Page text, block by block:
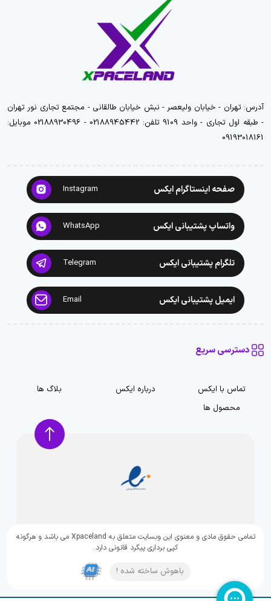
آدرس: تهران - خیابان ولیعصر - نبش خیابان طالقانی - مجتمع تجاری نور تهران
- طبقه اول تجاری - واحد 9109 تلفن: 02188945442 - 02188930496 موبایل:
09193018161
صفحه اینستاگرام ایکس Instagram
واتساپ پشتیبانی ایکس WhatsApp
تلگرام پشتیبانی ایکس Telegram
ایمیل پشتیبانی ایکس Email
دسترسی سریع
تماس با ایکس درباره ایکس
بلاگ ها
محصول ها
تمامی حقوق مادی و معنوی این وبسایت متعلق به Xpaceland می باشد و هرگونه
کپی برداری پیگرد قانونی دارد.
باهوش ساخته شده !